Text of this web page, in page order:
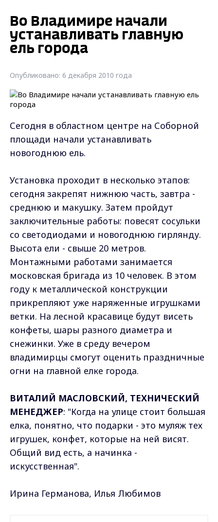
Во Владимире начали
устанавливать главную
ель города
Опубликовано: 6 декабря 2010 года
Сегодня в областном центре на Соборной
площади начали устанавливать
новогоднюю ель.
Установка проходит в несколько этапов:
сегодня закрепят нижнюю часть, завтра -
среднюю и макушку. Затем пройдут
заключительные работы: повесят сосульки
со светодиодами и новогоднюю гирлянду.
Высота ели - свыше 20 метров.
Монтажными работами занимается
московская бригада из 10 человек. В этом
году к металлической конструкции
прикрепляют уже наряженные игрушками
ветки. На лесной красавице будут висеть
конфеты, шары разного диаметра и
снежинки. Уже в среду вечером
владимирцы смогут оценить праздничные
огни на главной елке города.
ВИТАЛИЙ МАСЛОВСКИЙ, ТЕХНИЧЕСКИЙ
МЕНЕДЖЕР: "Когда на улице стоит большая
елка, понятно, что подарки - это муляж тех
игрушек, конфет, которые на ней висят.
Общий вид есть, а начинка -
искусственная".
Ирина Германова, Илья Любимов